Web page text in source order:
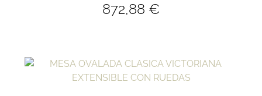
872,88 €